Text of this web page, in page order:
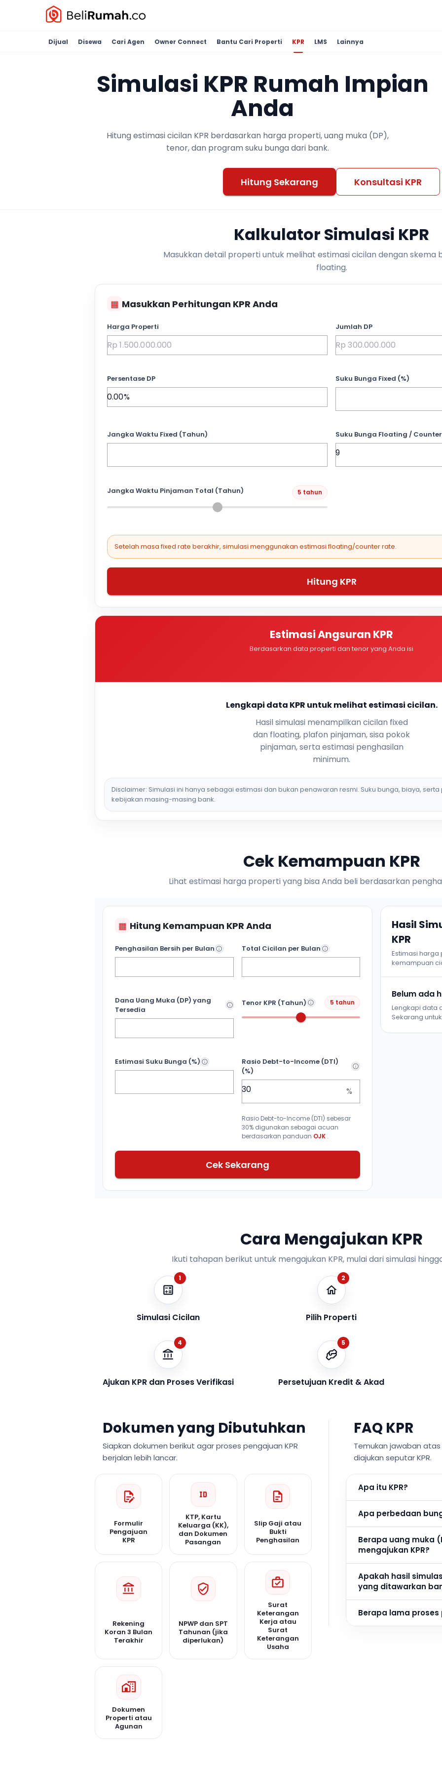
Dijual Disewa Cari Agen Owner Connect Bantu Cari Properti KPR LMS Lainnya
Simulasi KPR Rumah Impian
Anda
Hitung estimasi cicilan KPR berdasarkan harga properti, uang muka (DP),
tenor, dan program suku bunga dari bank.
Hitung Sekarang Konsultasi KPR
Kalkulator Simulasi KPR
Masukkan detail properti untuk melihat estimasi cicilan dengan skema
floating.
▦ Masukkan Perhitungan KPR Anda
Harga Properti Jumlah DP
Persentase DP Suku Bunga Fixed (%)
Jangka Waktu Fixed (Tahun) Suku Bunga Floating /
Jangka Waktu Pinjaman Total (Tahun) 5 tahun
Setelah masa fixed rate berakhir, simulasi menggunakan estimasi floating/counter rate.
Hitung KPR
Estimasi Angsuran KPR
Berdasarkan data properti dan tenor yang Anda isi
Lengkapi data KPR untuk melihat estimasi cicilan.
Hasil simulasi menampilkan cicilan fixed
dan floating, plafon pinjaman, sisa pokok
pinjaman, serta estimasi penghasilan
minimum.
Disclaimer: Simulasi ini hanya sebagai estimasi dan bukan penawaran resmi. Suku bunga, biaya,
kebijakan masing-masing bank.
Cek Kemampuan KPR
Lihat estimasi harga properti yang bisa Anda beli berdasarkan
▦ Hitung Kemampuan KPR Anda
Penghasilan Bersih per Bulan Total Cicilan per Bulan
Dana Uang Muka (DP) yang
Tersedia
Tenor KPR (Tahun) 5 tahun
Estimasi Suku Bunga (%)
Rasio Debt-to-Income (DTI)
(%)
%
Rasio Debt-to-Income (DTI) sebesar
30% digunakan sebagai acuan
berdasarkan panduan OJK .
Cek Sekarang
Hasil
KPR
Estimasi
kemampuan
Belum ada
Lengkapi data
Sekarang
Cara Mengajukan KPR
Ikuti tahapan berikut untuk mengajukan KPR, mulai dari simulasi
1
Simulasi Cicilan
2
Pilih Properti
4
Ajukan KPR dan Proses Verifikasi
5
Persetujuan Kredit & Akad
Dokumen yang Dibutuhkan
Siapkan dokumen berikut agar proses pengajuan KPR
berjalan lebih lancar.
Formulir
Pengajuan
KPR
KTP, Kartu
Keluarga (KK),
dan Dokumen
Pasangan
Slip Gaji atau
Bukti
Penghasilan
Rekening
Koran 3 Bulan
Terakhir
NPWP dan SPT
Tahunan (jika
diperlukan)
Surat
Keterangan
Kerja atau
Surat
Keterangan
Usaha
Dokumen
Properti atau
Agunan
FAQ KPR
Temukan jawaban
diajukan seputar KPR.
Apa itu KPR?
Apa perbedaan
Berapa uang muka
mengajukan KPR?
Apakah hasil
yang ditawarkan
Berapa lama proses